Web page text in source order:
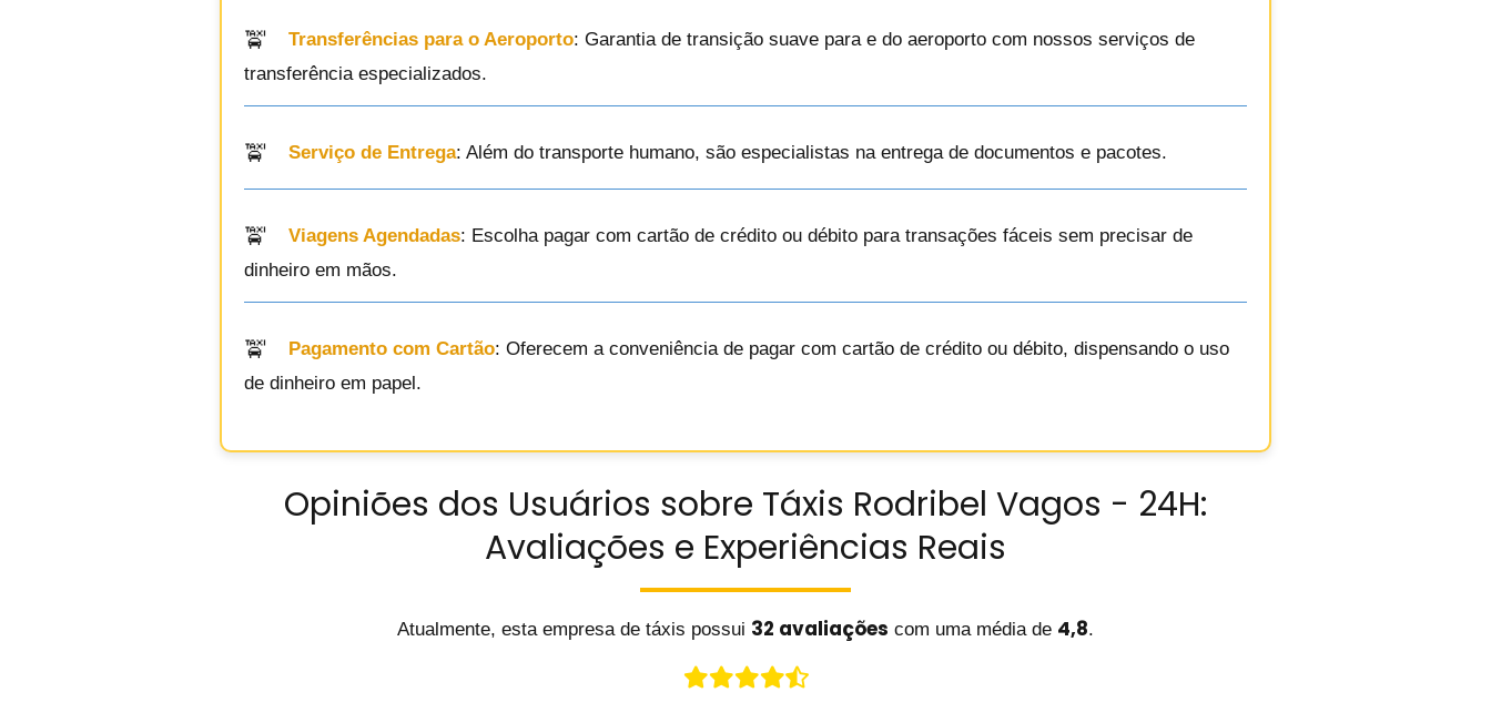
Transferências para o Aeroporto: Garantia de transição suave para e do aeroporto com nossos serviços de
transferência especializados.
Serviço de Entrega: Além do transporte humano, são especialistas na entrega de documentos e pacotes.
Viagens Agendadas: Escolha pagar com cartão de crédito ou débito para transações fáceis sem precisar de
dinheiro em mãos.
Pagamento com Cartão: Oferecem a conveniência de pagar com cartão de crédito ou débito, dispensando o uso
de dinheiro em papel.
Opiniões dos Usuários sobre Táxis Rodribel Vagos - 24H:
Avaliações e Experiências Reais
Atualmente, esta empresa de táxis possui 32 avaliações com uma média de 4,8.